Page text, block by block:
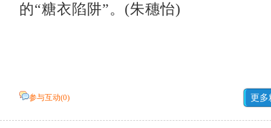
的“糖衣陷阱”。(朱穗怡)
参与互动(0) 更多